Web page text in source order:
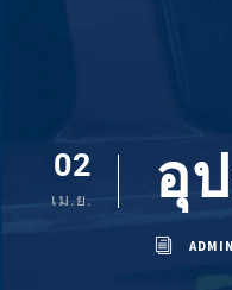
02
เม.ย. อุ
ADMIN